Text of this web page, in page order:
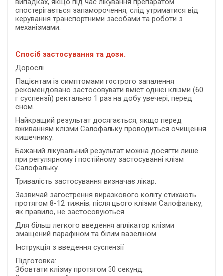
випадках, якщо під час лікування препаратом
спостерігається запаморочення, слід утриматися від
керування транспортними засобами та роботи з
механізмами.
Спосіб застосування та дози.
Дорослі
Пацієнтам із симптомами гострого запалення
рекомендовано застосовувати вміст однієї клізми (60
г суспензії) ректально 1 раз на добу увечері, перед
сном.
Найкращий результат досягається, якщо перед
вживанням клізми Салофальку проводиться очищення
кишечнику.
Бажаний лікувальний результат можна досягти лише
при регулярному і постійному застосуванні клізм
Салофальку.
Тривалість застосування визначає лікар.
Зазвичай загострення виразкового коліту стихають
протягом 8-12 тижнів; після цього клізми Салофальку,
як правило, не застосовуються.
Для більш легкого введення аплікатор клізми
змащений парафіном та білим вазеліном.
Інструкція з введення суспензії
Підготовка:
Збовтати клізму протягом 30 секунд.